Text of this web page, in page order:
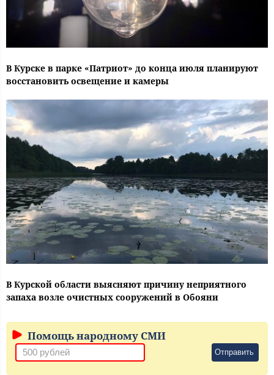
В Курске в парке «Патриот» до конца июля планируют
восстановить освещение и камеры
В Курской области выясняют причину неприятного
запаха возле очистных сооружений в Обояни
Помощь народному СМИ
Отправить